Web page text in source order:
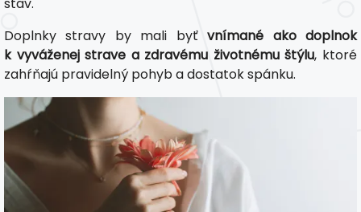
Doplnky stravy by mali byťvnímané ako doplnok
k vyváženej strave a zdravému životnému štýlu, ktoré
zahŕňajú pravidelný pohyb a dostatok spánku.